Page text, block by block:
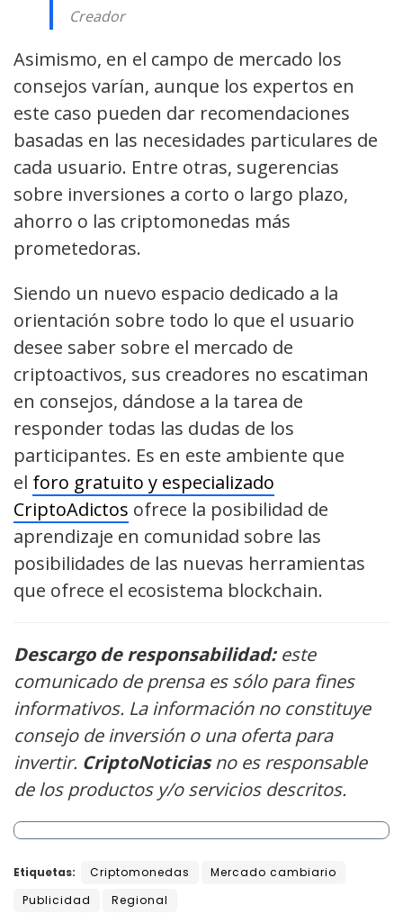
Creador
Asimismo, en el campo de mercado los
consejos varían, aunque los expertos en
este caso pueden dar recomendaciones
basadas en las necesidades particulares de
cada usuario. Entre otras, sugerencias
sobre inversiones a corto o largo plazo,
ahorro o las criptomonedas más
prometedoras.
Siendo un nuevo espacio dedicado a la
orientación sobre todo lo que el usuario
desee saber sobre el mercado de
criptoactivos, sus creadores no escatiman
en consejos, dándose a la tarea de
responder todas las dudas de los
participantes. Es en este ambiente que
el foro gratuito y especializado
CriptoAdictos ofrece la posibilidad de
aprendizaje en comunidad sobre las
posibilidades de las nuevas herramientas
que ofrece el ecosistema blockchain.
Descargo de responsabilidad:este
comunicado de prensa es sólo para fines
informativos. La información no constituye
consejo de inversión o una oferta para
invertir. CriptoNoticiasno es responsable
de los productos y/o servicios descritos.
Etiquetas: Criptomonedas
Mercado cambiario
Publicidad
Regional